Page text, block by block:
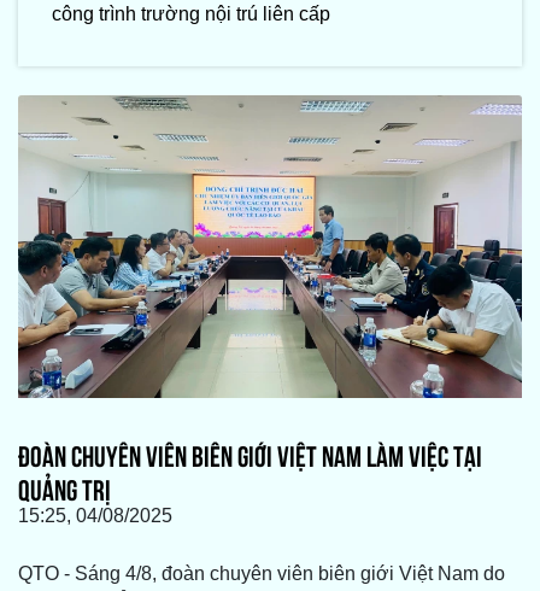
công trình trường nội trú liên cấp
ĐOÀN CHUYÊN VIÊN BIÊN GIỚI VIỆT NAM LÀM VIỆC TẠI
QUẢNG TRỊ
15:25, 04/08/2025
QTO - Sáng 4/8, đoàn chuyên viên biên giới Việt Nam do